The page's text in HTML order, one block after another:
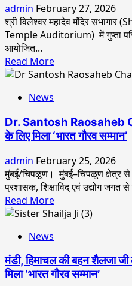
तैयार
हैं
!
Shyama
Prasad
Mukherji
For
Women
Dignity
And
Excellence
admin February 27, 2026
श्री विलेश्वर महादेव मंदिर
Temple Auditorium) में गुप्ता
आयोजित...
Read MoreRead
more
द्वारा
आयोजित
विशाल
माता
की
चौकी
संपन्न
News
Dr. Santosh Raosaheb
के लिए मिला ‘भारत गौरव सम्मान’
admin February 25, 2026
मुंबई/चिपळूण। मुंबई–चिपळूण क्षेत्र
प्रशासक, शिक्षाविद् एवं उद्योग जगत
Read MoreRead
more
Santosh
Raosaheb
Chavan
News
मंडी, हिमाचल की बहन शैलजा
मिला ‘भारत गौरव सम्मान’